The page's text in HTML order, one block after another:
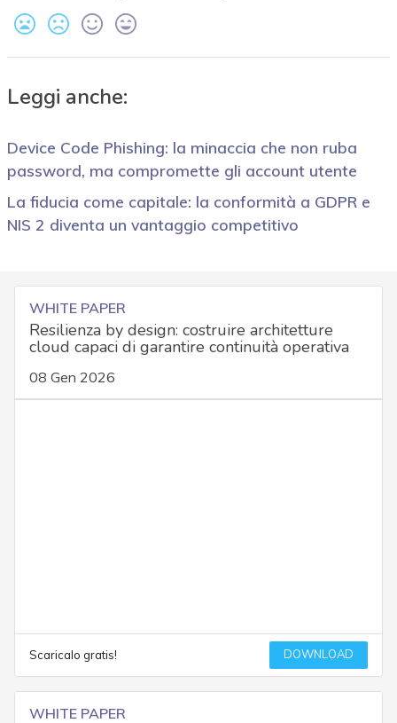
Leggi anche:
Device Code Phishing: la minaccia che non ruba
password, ma compromette gli account utente
La fiducia come capitale: la conformità a GDPR e
NIS 2 diventa un vantaggio competitivo
WHITE PAPER
Resilienza by design: costruire architetture
cloud capaci di garantire continuità operativa
08 Gen 2026
Scaricalo gratis! DOWNLOAD
WHITE PAPER